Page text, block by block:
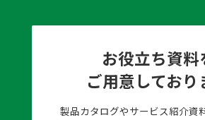
お役立ち資料
ご用意しており
製品カタログやサービス紹介資